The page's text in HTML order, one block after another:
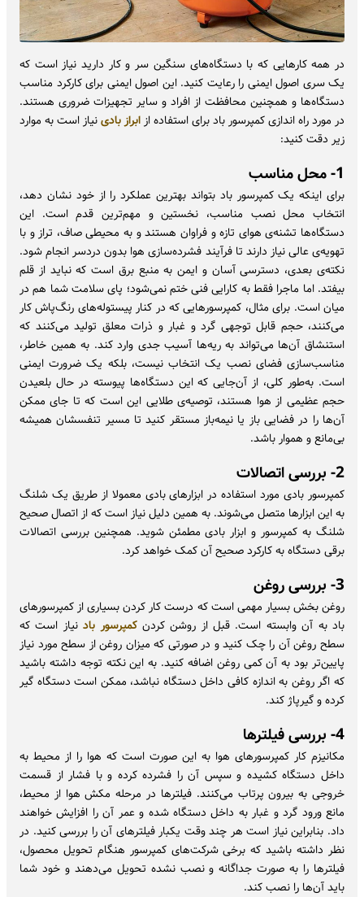
در همه کارهایی که با دستگاه‌های سنگین سر و کار دارید نیاز است که
یک سری اصول ایمنی را رعایت کنید. این اصول ایمنی برای کارکرد مناسب
دستگاه‌ها و همچنین محافظت از افراد و سایر تجهیزات ضروری هستند.
در مورد راه اندازی کمپرسور باد برای استفاده از ابراز بادینیاز است به موارد
زیر دقت کنید:
1- محل مناسب
برای اینکه یک کمپرسور باد بتواند بهترین عملکرد را از خود نشان دهد،
انتخاب محل نصب مناسب، نخستین و مهم‌ترین قدم است. این
دستگاه‌ها تشنه‌ی هوای تازه و فراوان هستند و به محیطی صاف، تراز و با
تهویه‌ی عالی نیاز دارند تا فرآیند فشرده‌سازی هوا بدون دردسر انجام شود.
نکته‌ی بعدی، دسترسی آسان و ایمن به منبع برق است که نباید از قلم
بیفتد. اما ماجرا فقط به کارایی فنی ختم نمی‌شود؛ پای سلامت شما هم در
میان است. برای مثال، کمپرسورهایی که در کنار پیستوله‌های رنگ‌پاش کار
می‌کنند، حجم قابل توجهی گرد و غبار و ذرات معلق تولید می‌کنند که
استنشاق آن‌ها می‌تواند به ریه‌ها آسیب جدی وارد کند. به همین خاطر،
مناسب‌سازی فضای نصب یک انتخاب نیست، بلکه یک ضرورت ایمنی
است. به‌طور کلی، از آن‌جایی که این دستگاه‌ها پیوسته در حال بلعیدن
حجم عظیمی از هوا هستند، توصیه‌ی طلایی این است که تا جای ممکن
آن‌ها را در فضایی باز یا نیمه‌باز مستقر کنید تا مسیر تنفسشان همیشه
بی‌مانع و هموار باشد.
2- بررسی اتصالات
کمپرسور بادی مورد استفاده در ابزارهای بادی معمولا از طریق یک شلنگ
به این ابزارها متصل می‌شوند. به همین دلیل نیاز است که از اتصال صحیح
شلنگ به کمپرسور و ابزار بادی مطمئن شوید. همچنین بررسی اتصالات
برقی دستگاه به کارکرد صحیح آن کمک خواهد کرد.
3- بررسی روغن
روغن بخش بسیار مهمی است که درست کار کردن بسیاری از کمپرسورهای
باد به آن وابسته است. قبل از روشن کردنکمپرسور بادنیاز است که
سطح روغن آن را چک کنید و در صورتی که میزان روغن از سطح مورد نیاز
پایین‌تر بود به آن کمی روغن اضافه کنید. به این نکته توجه داشته باشید
که اگر روغن به اندازه کافی داخل دستگاه نباشد، ممکن است دستگاه گیر
کرده و گیرپاژ کند.
4- بررسی فیلترها
مکانیزم کار کمپرسورهای هوا به این صورت است که هوا را از محیط به
داخل دستگاه کشیده و سپس آن را فشرده کرده و با فشار از قسمت
خروجی به بیرون پرتاب می‌کنند. فیلترها در مرحله مکش هوا از محیط،
مانع ورود گرد و غبار به داخل دستگاه شده و عمر آن را افزایش خواهند
داد. بنابراین نیاز است هر چند وقت یکبار فیلتر‌های آن را بررسی کنید. در
نظر داشته باشید که برخی شرکت‌های کمپرسور هنگام تحویل محصول،
فیلترها را به صورت جداگانه و نصب نشده تحویل می‌دهند و خود شما
باید آن‌ها را نصب کند.